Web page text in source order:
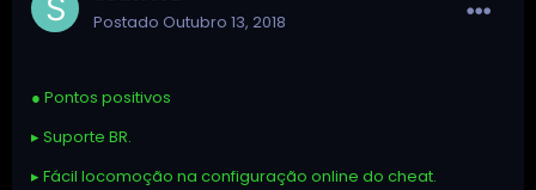
Postado Outubro 13, 2018
● Pontos positivos
▸ Suporte BR.
▸ Fácil locomoção na configuração online do cheat.